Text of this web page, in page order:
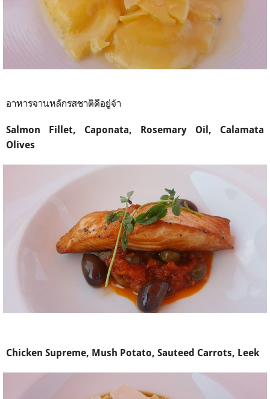
อาหารจานหลักรสชาติดีอยู่จ้า
Salmon Fillet, Caponata, Rosemary Oil, Calamata
Olives
Chicken Supreme, Mush Potato, Sauteed Carrots, Leek